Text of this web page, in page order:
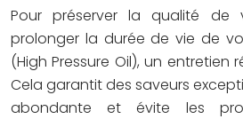
Pour préserver la qualité de
prolonger la durée de vie de
(High Pressure Oil), un entretien
Cela garantit des saveurs
abondante et évite les